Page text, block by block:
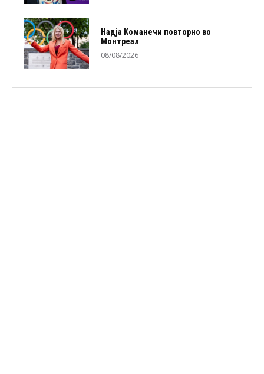
Надја Команечи повторно во
Монтреал
08/08/2026